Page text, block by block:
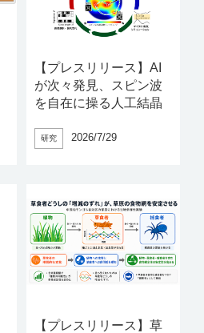
【プレスリリース】AI
が次々発見、スピン波
を自在に操る人工結晶
研究 2026/7/29
【プレスリリース】草